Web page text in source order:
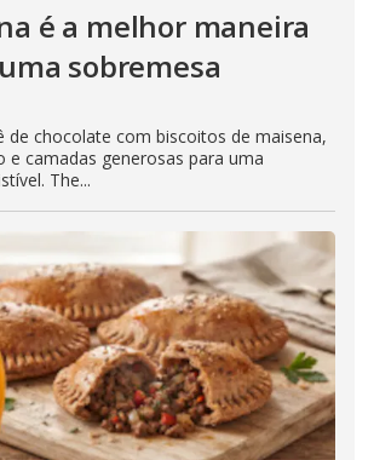
é a melhor maneira
sobremesa
de chocolate com biscoitos de maisena,
e camadas generosas para uma
The...